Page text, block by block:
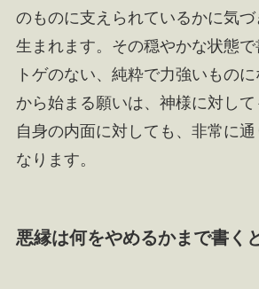
のものに支えられているかに気
生まれます。その穏やかな状態で
トゲのない、純粋で力強いもの
から始まる願いは、神様に対し
自身の内面に対しても、非常に
なります。
悪縁は何をやめるかまで書く